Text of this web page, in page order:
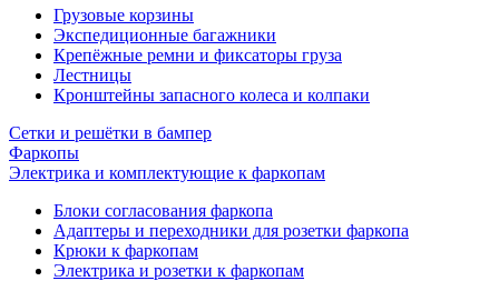
Грузовые корзины
Экспедиционные багажники
Крепёжные ремни и фиксаторы груза
Лестницы
Кронштейны запасного колеса и колпаки
Сетки и решётки в бампер
Фаркопы
Электрика и комплектующие к фаркопам
Блоки согласования фаркопа
Адаптеры и переходники для розетки фаркопа
Крюки к фаркопам
Электрика и розетки к фаркопам